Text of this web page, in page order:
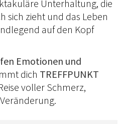
Unterhaltung, die
sich zieht und das Leben
auf den Kopf
Emotionen und
dich TREFFPUNKT
voller Schmerz,